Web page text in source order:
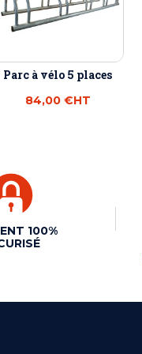
Parc à vélo 5 places
84,00 €HT
100%